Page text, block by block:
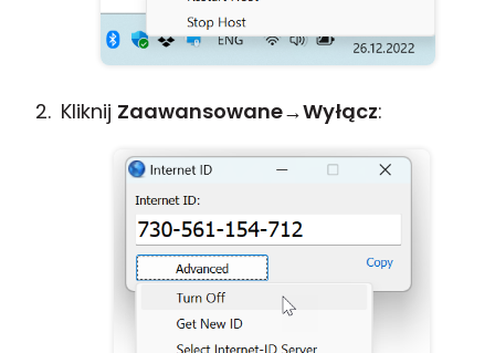
Kliknij Zaawansowane→Wyłącz: